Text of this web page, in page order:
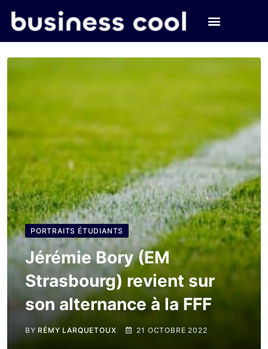
PORTRAITS ÉTUDIANTS
Jérémie Bory (EM
Strasbourg) revient sur
son alternance à la FFF
BY RÉMY LARQUETOUX 21 OCTOBRE 2022